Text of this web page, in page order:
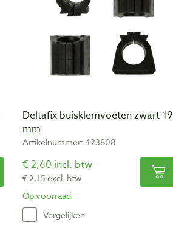
Deltafix buisklemvoeten zwart 19
mm
Artikelnummer: 423808
€ 2,60 incl. btw
€ 2,15 excl. btw
Op voorraad
Vergelijken